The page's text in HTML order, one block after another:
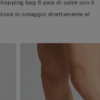
bag 6 paia di calze con il
in omaggio direttamente al